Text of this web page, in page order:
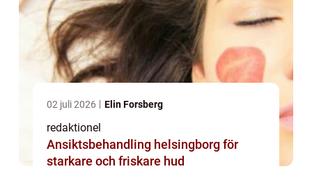
02 juli 2026 Elin Forsberg
redaktionel
Ansiktsbehandling helsingborg för
starkare och friskare hud